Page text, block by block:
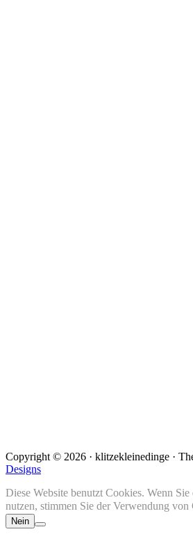
Copyright © 2026 · klitzekleinedinge ·
Designs
Diese Website benutzt Cookies. Wenn
nutzen, stimmen Sie der Verwendung von
Nein